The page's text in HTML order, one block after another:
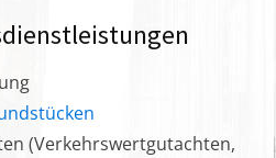
(Verkehrswertgutachten,